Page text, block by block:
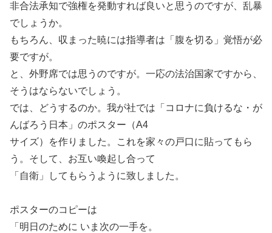
非合法承知で強権を発動すれば良いと思うのですが、乱暴
でしょうか。
もちろん、収まった暁には指導者は「腹を切る」覚悟が必
要ですが。
と、外野席では思うのですが。一応の法治国家ですから、
そうはならないでしょう。
では、どうするのか。我が社では「コロナに負けるな・が
んばろう日本」のポスター（A4
サイズ）を作りました。これを家々の戸口に貼ってもら
う。そして、お互い喚起し合って
「自衛」してもらうように致しました。
ポスターのコピーは
「明日のために いま次の一手を。